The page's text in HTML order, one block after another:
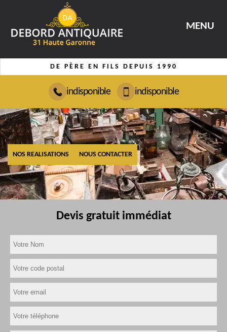
MENU
DE PÈRE EN FILS DEPUIS 1990
indisponible indisponible
NOS REALISATIONS NOUS CONTACTER
Devis gratuit immédiat